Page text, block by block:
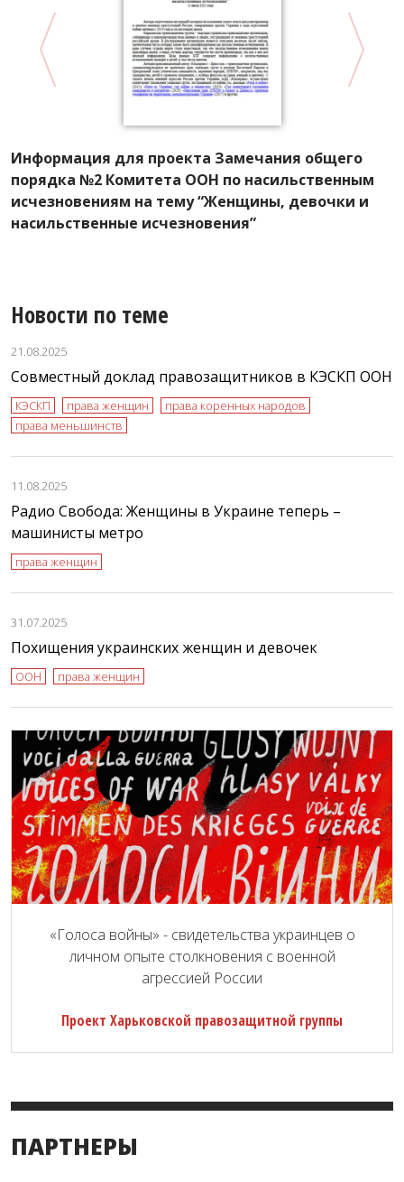
Информация для проекта Замечания общего
порядка №2 Комитета ООН по насильственным
исчезновениям на тему “Женщины, девочки и
насильственные исчезновения”
Новости по теме
21.08.2025
Совместный доклад правозащитников в КЭСКП ООН
КЭСКП права женщин
права коренных народов
права меньшинств
11.08.2025
Радио Свобода: Женщины в Украине теперь –
машинисты метро
права женщин
31.07.2025
Похищения украинских женщин и девочек
ООН права женщин
«Голоса войны» - свидетельства украинцев о
личном опыте столкновения с военной
агрессией России
Проект Харьковской правозащитной группы
ПАРТНЕРЫ